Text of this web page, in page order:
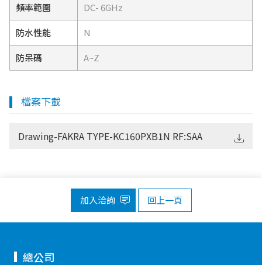
頻率範圍 DC- 6GHz
防水性能 N
防呆碼 A~Z
檔案下載
Drawing-FAKRA TYPE-KC160PXB1N RF:SAA
加入洽詢 回上一頁
總公司